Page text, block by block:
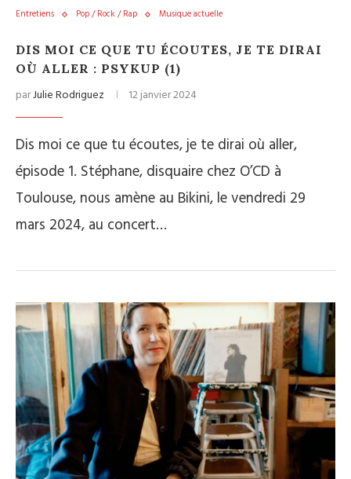
Entretiens Pop / Rock / Rap Musique actuelle
DIS MOI CE QUE TU ÉCOUTES, JE TE DIRAI
OÙ ALLER : PSYKUP (1)
parJulie Rodriguez 12 janvier 2024
Dis moi ce que tu écoutes, je te dirai où aller,
épisode 1. Stéphane, disquaire chez O’CD à
Toulouse, nous amène au Bikini, le vendredi 29
mars 2024, au concert…